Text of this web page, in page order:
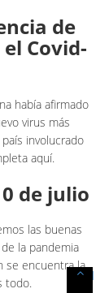
de
Covid-
había afirmado
virus más
involucrado
aquí.
de julio
las buenas
la pandemia
se encuentra la
todo.
Scroll